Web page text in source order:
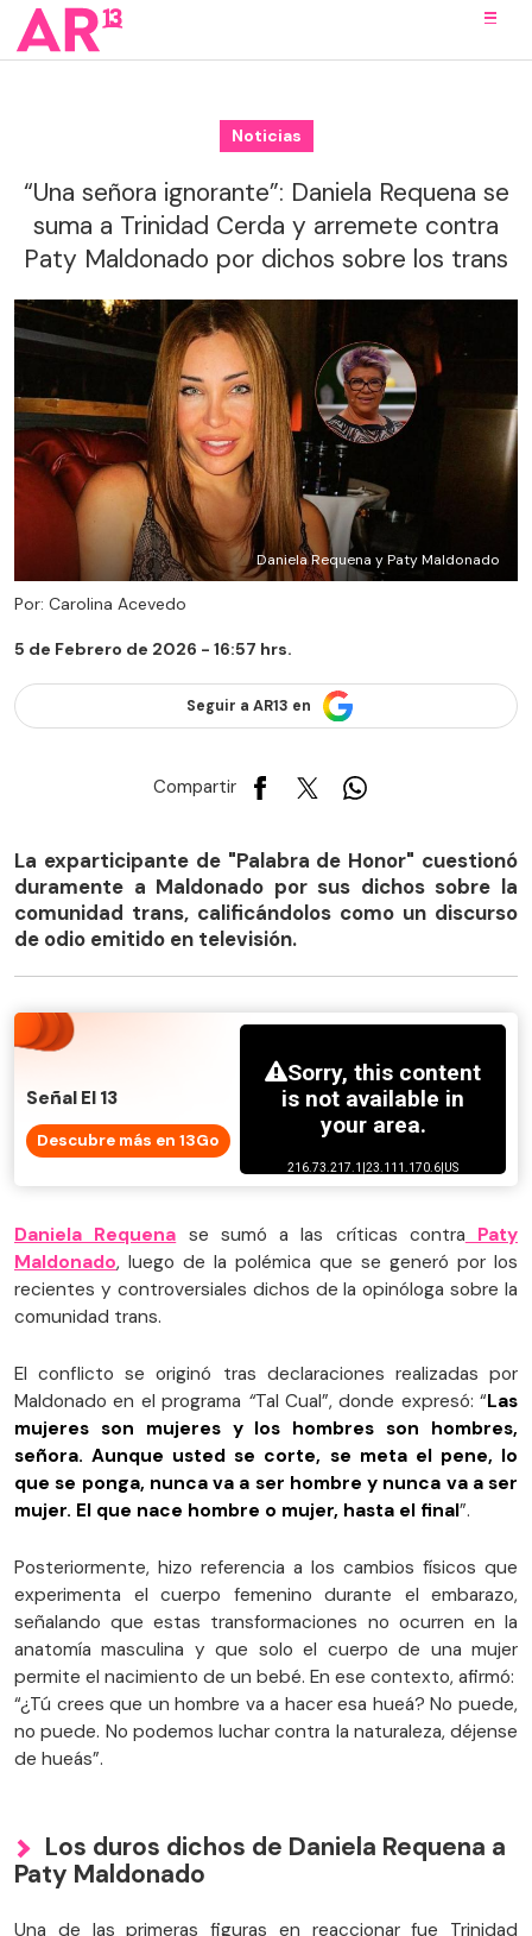
Noticias
“Una señora ignorante”: Daniela Requena se
suma a Trinidad Cerda y arremete contra
Paty Maldonado por dichos sobre los trans
Daniela Requena y Paty Maldonado
Por: Carolina Acevedo
5 de Febrero de 2026 - 16:57 hrs.
Seguir a AR13 en
Compartir
La exparticipante de "Palabra de Honor" cuestionó
duramente a Maldonado por sus dichos sobre la
comunidad trans, calificándolos como un discurso
de odio emitido en televisión.
Señal El 13
Descubre más en 13Go
Daniela Requena se sumó a las críticas contra Paty
Maldonado, luego de la polémica que se generó por los
recientes y controversiales dichos de la opinóloga sobre la
comunidad trans.
El conflicto se originó tras declaraciones realizadas por
Maldonado en el programa “Tal Cual”, donde expresó: “Las
mujeres son mujeres y los hombres son hombres,
señora. Aunque usted se corte, se meta el pene, lo
que se ponga, nunca va a ser hombre y nunca va a ser
mujer. El que nace hombre o mujer, hasta el final”.
Posteriormente, hizo referencia a los cambios físicos que
experimenta el cuerpo femenino durante el embarazo,
señalando que estas transformaciones no ocurren en la
anatomía masculina y que solo el cuerpo de una mujer
permite el nacimiento de un bebé. En ese contexto, afirmó:
“¿Tú crees que un hombre va a hacer esa hueá? No puede,
no puede. No podemos luchar contra la naturaleza, déjense
de hueás”.
Los duros dichos de Daniela Requena a
Paty Maldonado
Una de las primeras figuras en reaccionar fue Trinidad